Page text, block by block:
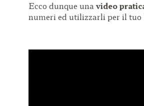
Ecco dunque unavideo
numeri ed utilizzarli per il tuo